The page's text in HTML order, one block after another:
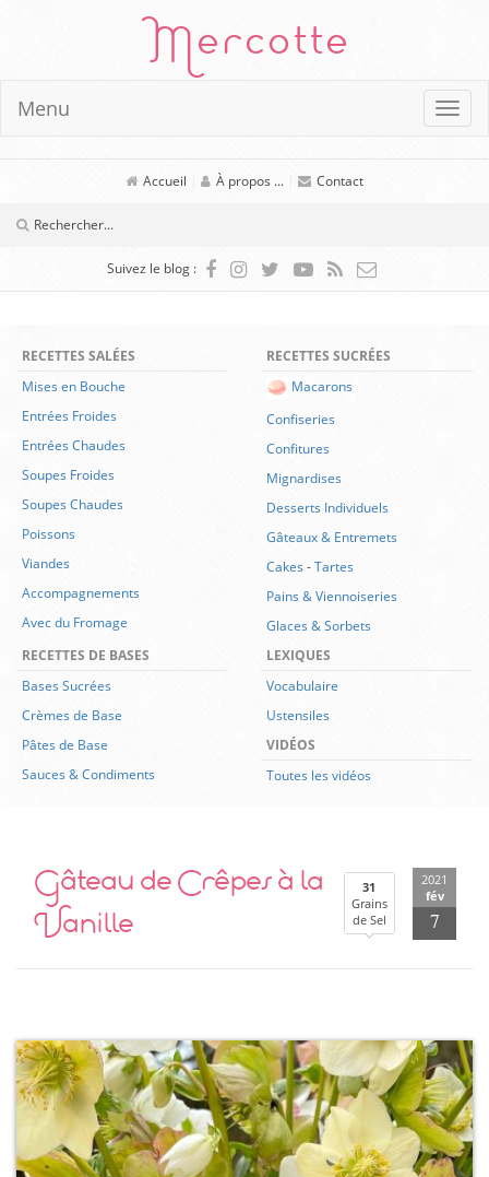
Mercotte
Menu
Accueil À propos ... Contact
Suivez le blog :
RECETTES SALÉES
Mises en Bouche
Entrées Froides
Entrées Chaudes
Soupes Froides
Soupes Chaudes
Poissons
Viandes
Accompagnements
Avec du Fromage
RECETTES SUCRÉES
Macarons
Confiseries
Confitures
Mignardises
Desserts Individuels
Gâteaux & Entremets
Cakes-Tartes
Pains & Viennoiseries
Glaces & Sorbets
RECETTES DE BASES
Bases Sucrées
Crèmes de Base
Pâtes de Base
Sauces & Condiments
LEXIQUES
Vocabulaire
Ustensiles
VIDÉOS
Toutes les vidéos
Gâteau de Crêpes à la
Vanille
31
Grains
de Sel
2021
fév
7